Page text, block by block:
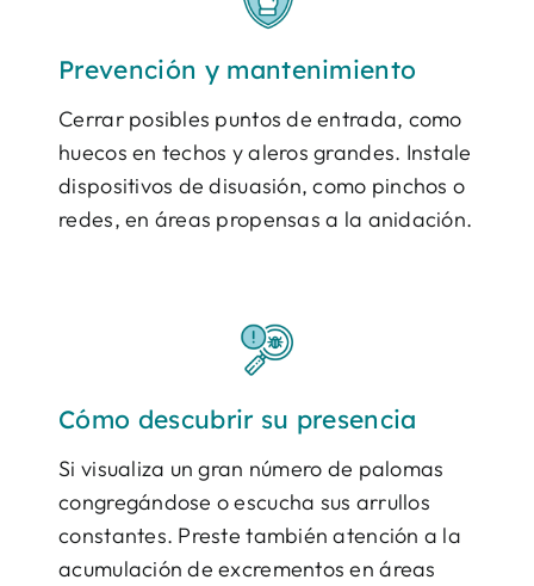
Prevención y mantenimiento
Cerrar posibles puntos de entrada, como
huecos en techos y aleros grandes. Instale
dispositivos de disuasión, como pinchos o
redes, en áreas propensas a la anidación.
Cómo descubrir su presencia
Si visualiza un gran número de palomas
congregándose o escucha sus arrullos
constantes. Preste también atención a la
acumulación de excrementos en áreas